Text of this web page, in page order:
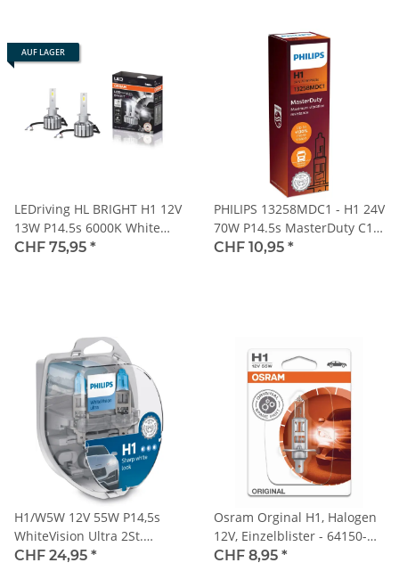
AUF LAGER
LEDriving HL BRIGHT H1 12V
13W P14.5s 6000K White
2St. OSRAM
CHF 75,95 *
PHILIPS 13258MDC1 - H1 24V
70W P14.5s MasterDuty C1 1
Stk.
CHF 10,95 *
H1/W5W 12V 55W P14,5s
WhiteVision Ultra 2St.
Philips
CHF 24,95 *
Osram Orginal H1, Halogen
12V, Einzelblister - 64150-
01B
CHF 8,95 *